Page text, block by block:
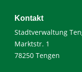
Kontakt
Stadtverwaltung
Marktstr. 1
78250 Tengen